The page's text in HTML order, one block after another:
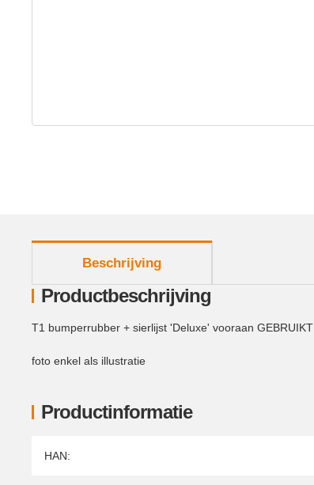
Beschrijving
Productinformatie
Producteigenschap
Waarde
HAN:
Productbeschrijving
T1 bumperrubber + sierlijst 'Deluxe' vooraan GEBRUIKT
foto enkel als illustratie